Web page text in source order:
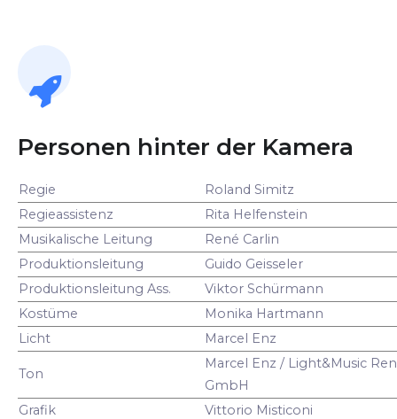
Personen hinter der Kamera
Regie
Roland Simitz
Regieassistenz
Rita Helfenstein
Musikalische Leitung
René Carlin
Produktionsleitung
Guido Geisseler
Produktionsleitung Ass.
Viktor Schürmann
Kostüme
Monika Hartmann
Licht
Marcel Enz
Ton
Marcel Enz / Light&Music
GmbH
Grafik
Vittorio Misticoni